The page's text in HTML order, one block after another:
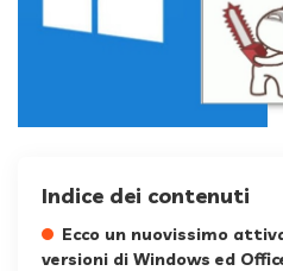
Indice dei contenuti
Ecco un nuovissimo
versioni di Windows ed